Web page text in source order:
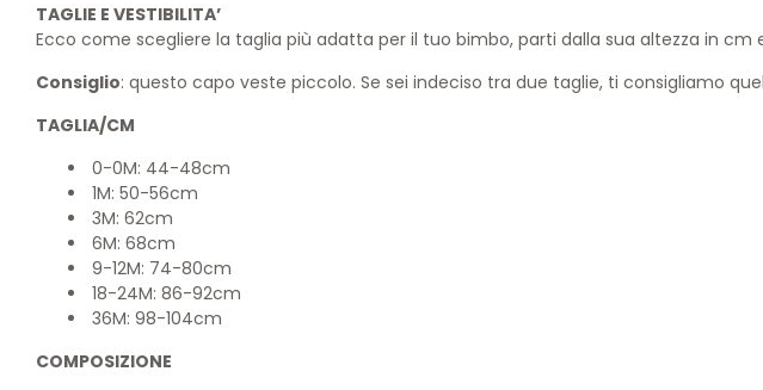
TAGLIE E VESTIBILITA’
Ecco come scegliere la taglia più adatta per il tuo bimbo, parti dalla sua altezza in cm
Consiglio: questo capo veste piccolo. Se sei indeciso tra due taglie, ti consigliamo
TAGLIA/CM
0-0M: 44-48cm
1M: 50-56cm
3M: 62cm
6M: 68cm
9-12M: 74-80cm
18-24M: 86-92cm
36M: 98-104cm
COMPOSIZIONE